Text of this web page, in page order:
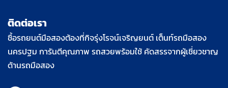
ติดต่อเรา
ชื้อรถยนต์มือสองต้องที่กิจรุ่งโรจน์เจริญยนต์ เต็นท์รถมือสอง
นครปฐม การันตีคุณภาพ รถสวยพร้อมใช้ คัดสรรจากผู้เชี่ยวชาญ
ด้านรถมือสอง